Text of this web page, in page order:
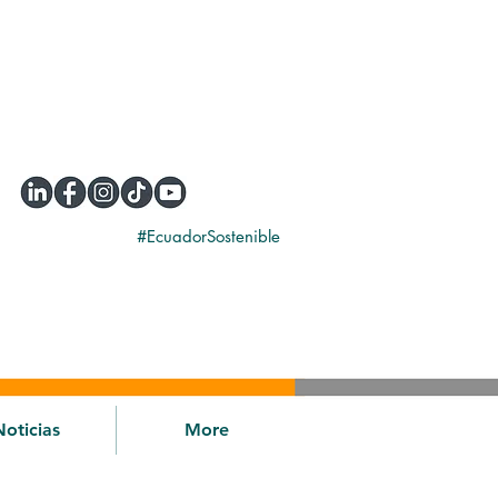
#EcuadorSostenible
More